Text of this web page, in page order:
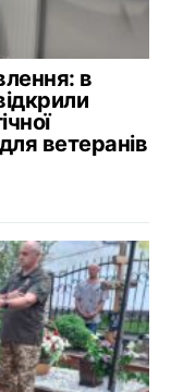
в
ветеранів